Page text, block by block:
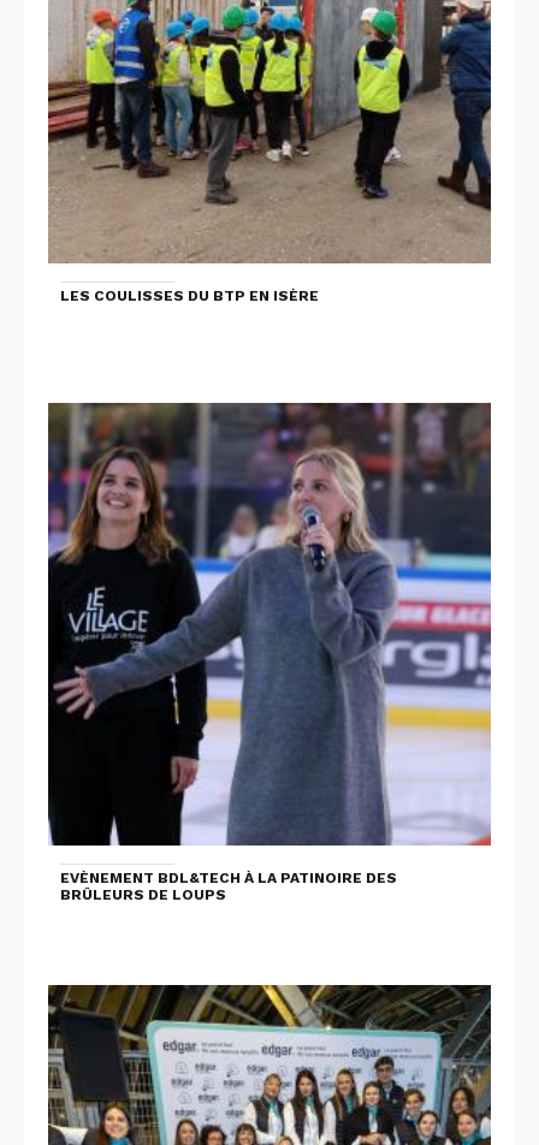
LES COULISSES DU BTP EN ISÈRE
EVÈNEMENT BDL&TECH À LA PATINOIRE DES
BRÛLEURS DE LOUPS